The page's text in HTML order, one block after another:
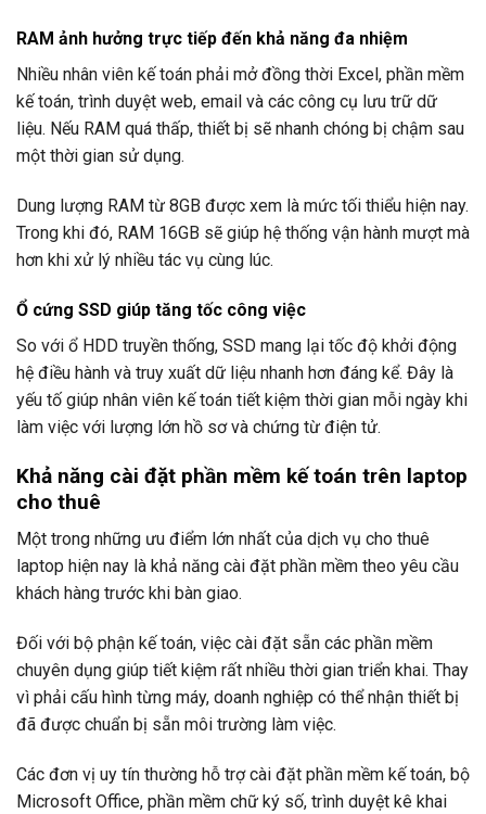
RAM ảnh hưởng trực tiếp đến khả năng đa nhiệm
Nhiều nhân viên kế toán phải mở đồng thời Excel, phần mềm
kế toán, trình duyệt web, email và các công cụ lưu trữ dữ
liệu. Nếu RAM quá thấp, thiết bị sẽ nhanh chóng bị chậm sau
một thời gian sử dụng.
Dung lượng RAM từ 8GB được xem là mức tối thiểu hiện nay.
Trong khi đó, RAM 16GB sẽ giúp hệ thống vận hành mượt mà
hơn khi xử lý nhiều tác vụ cùng lúc.
Ổ cứng SSD giúp tăng tốc công việc
So với ổ HDD truyền thống, SSD mang lại tốc độ khởi động
hệ điều hành và truy xuất dữ liệu nhanh hơn đáng kể. Đây là
yếu tố giúp nhân viên kế toán tiết kiệm thời gian mỗi ngày khi
làm việc với lượng lớn hồ sơ và chứng từ điện tử.
Khả năng cài đặt phần mềm kế toán trên laptop
cho thuê
Một trong những ưu điểm lớn nhất của dịch vụ cho thuê
laptop hiện nay là khả năng cài đặt phần mềm theo yêu cầu
khách hàng trước khi bàn giao.
Đối với bộ phận kế toán, việc cài đặt sẵn các phần mềm
chuyên dụng giúp tiết kiệm rất nhiều thời gian triển khai. Thay
vì phải cấu hình từng máy, doanh nghiệp có thể nhận thiết bị
đã được chuẩn bị sẵn môi trường làm việc.
Các đơn vị uy tín thường hỗ trợ cài đặt phần mềm kế toán, bộ
Microsoft Office, phần mềm chữ ký số, trình duyệt kê khai